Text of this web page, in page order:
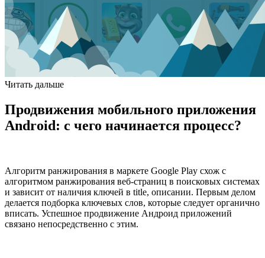
Читать дальше
Продвижения мобильного приложения
Android: с чего начинается процесс?
Алгоритм ранжирования в маркете Google Play схож с
алгоритмом ранжирования веб-страниц в поисковых системах
и зависит от наличия ключей в title, описании. Первым делом
делается подборка ключевых слов, которые следует органично
вписать. Успешное продвижение Андроид приложений
связано непосредственно с этим.